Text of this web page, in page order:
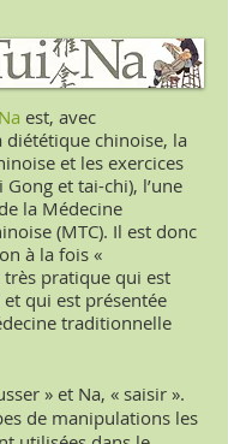
est, avec
diététique chinoise, la
et les exercices
et tai-chi), l’une
la Médecine
(MTC). Il est donc
à la fois «
très pratique qui est
qui est présentée
traditionnelle
» et Na, « saisir ».
de manipulations les